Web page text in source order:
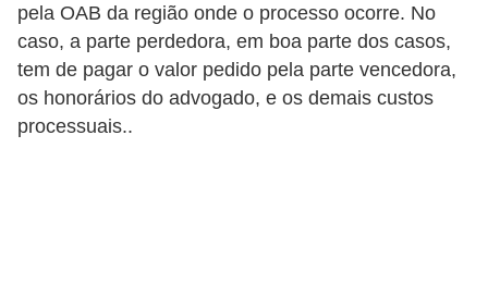
pela OAB da região onde o processo ocorre. No
caso, a parte perdedora, em boa parte dos casos,
tem de pagar o valor pedido pela parte vencedora,
os honorários do advogado, e os demais custos
processuais..
ç
ã
o